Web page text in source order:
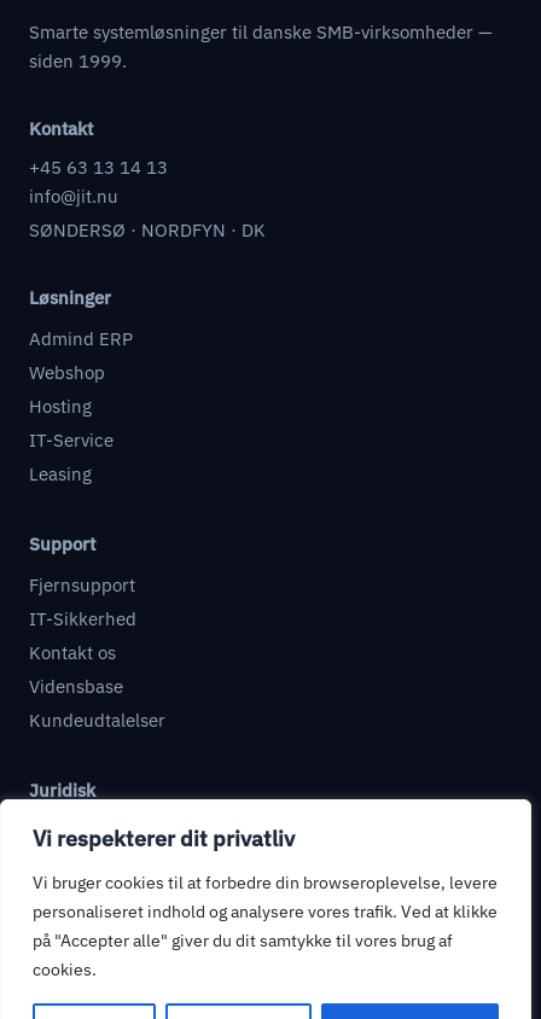
Vi respekterer dit privatliv
Vi bruger cookies til at forbedre din browseroplevelse, levere
personaliseret indhold og analysere vores trafik. Ved at klikke
på "Accepter alle" giver du dit samtykke til vores brug af
cookies.
Smarte systemløsninger til danske SMB-virksomheder —
siden 1999.
Kontakt
+45 63 13 14 13
info@jit.nu
SØNDERSØ · NORDFYN · DK
Løsninger
Admind ERP
Webshop
Hosting
IT-Service
Leasing
Support
Fjernsupport
IT-Sikkerhed
Kontakt os
Vidensbase
Kundeudtalelser
Juridisk
Databehandleraftale
Privatlivspolitik
Handelsbetingelser